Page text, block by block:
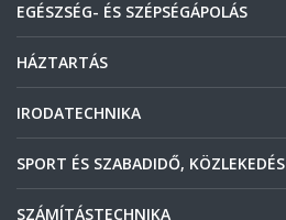
EGÉSZSÉG- ÉS SZÉPSÉGÁPOLÁS
HÁZTARTÁS
IRODATECHNIKA
SPORT ÉS SZABADIDŐ, KÖZLEKEDÉS
SZÁMÍTÁSTECHNIKA